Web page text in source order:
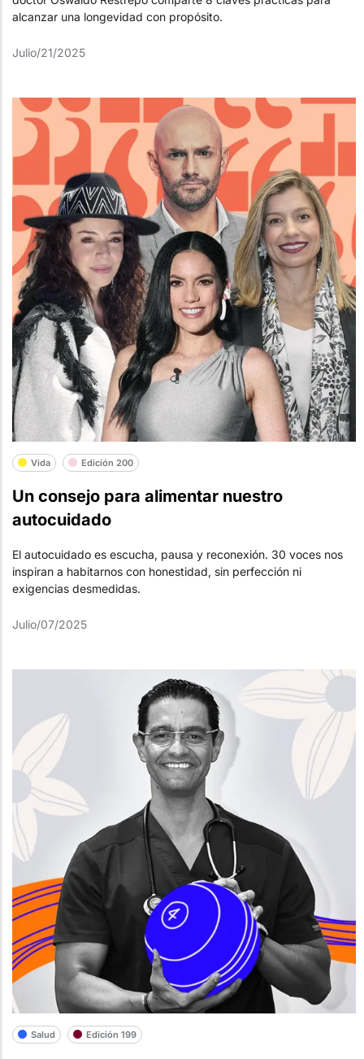
alcanzar una longevidad con propósito.
Julio/21/2025
Vida Edición 200
Un consejo para alimentar nuestro
autocuidado
El autocuidado es escucha, pausa y reconexión. 30 voces nos
inspiran a habitarnos con honestidad, sin perfección ni
exigencias desmedidas.
Julio/07/2025
Salud Edición 199